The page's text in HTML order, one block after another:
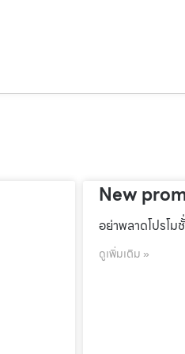
New
อย่าพลาดโปรโม
ดูเพิ่มเติม »